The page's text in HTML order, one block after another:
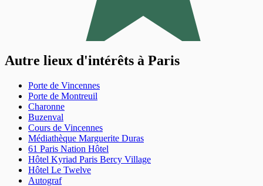
4,3 (155 avis)
25 €/jour,
70 €/semaine
(tarifs dégressifs)
Réserver
+ Abonnements disponibles
24h/7j
112 €/mois
Souscrire un abonnement
Autre lieux d'intérêts à Paris
Porte de Vincennes
Porte de Montreuil
Charonne
Buzenval
Cours de Vincennes
Médiathèque Marguerite Duras
61 Paris Nation Hôtel
Hôtel Kyriad Paris Bercy Village
Hôtel Le Twelve
Autograf